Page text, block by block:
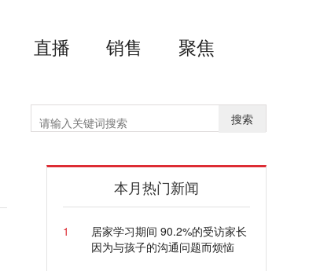
直播 销售 聚焦
搜索
本月热门新闻
1
居家学习期间 90.2%的受访家长
因为与孩子的沟通问题而烦恼